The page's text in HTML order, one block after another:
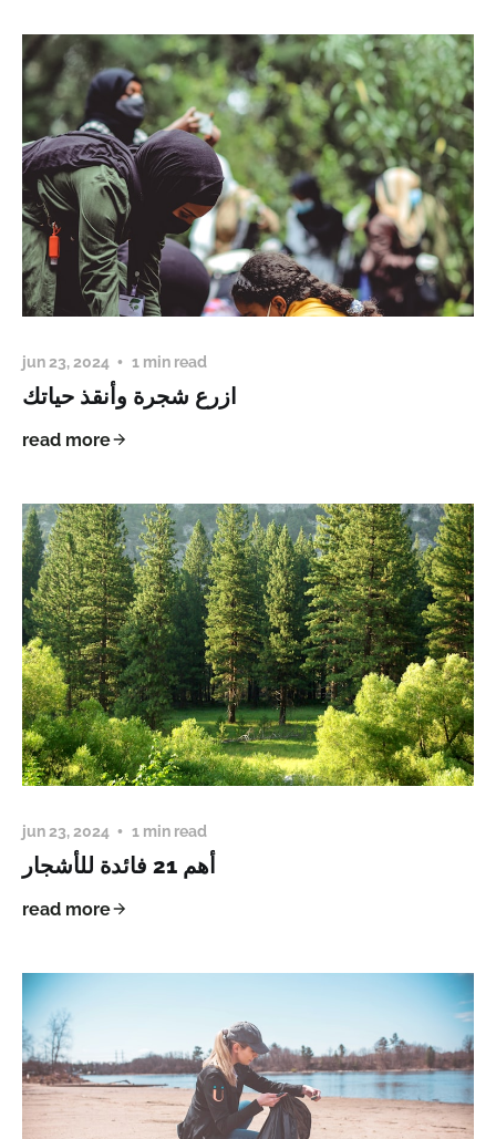
jun 23, 2024 1 min read
ازرع شجرة وأنقذ حياتك
read more
jun 23, 2024 1 min read
أهم 21 فائدة للأشجار
read more